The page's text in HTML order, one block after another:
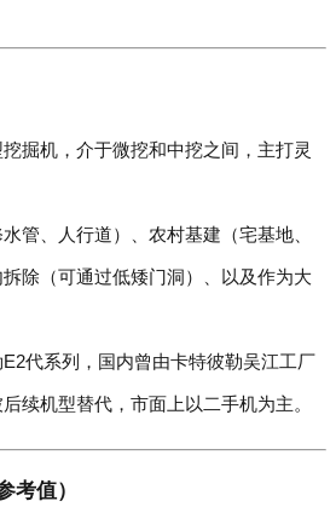
挖掘机，介于微挖和中挖之间，主打灵
管、人行道）、农村基建（宅基地、
除（可通过低矮门洞）、以及作为大
代系列，国内曾由卡特彼勒吴江工厂
续机型替代，市面上以二手机为主。
考值）